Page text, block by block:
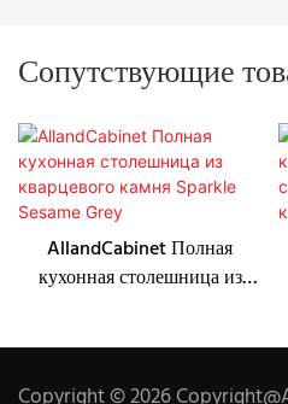
Сопутствующие
AllandCabinet Полная
кухонная столешница из
Copyright © 2026